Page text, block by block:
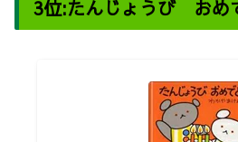
3位:たんじょうび おめ